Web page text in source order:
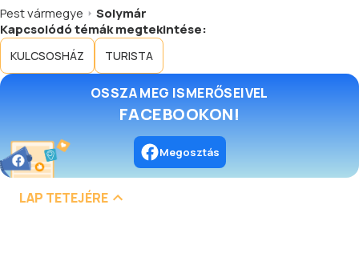
Pest vármegye
Solymár
Kapcsolódó témák megtekintése:
KULCSOSHÁZ TURISTA
OSSZA MEG ISMERŐSEIVEL
FACEBOOKON!
Megosztás
LAP TETEJÉRE